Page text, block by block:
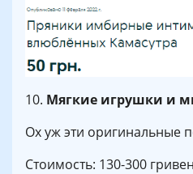
10. Мягкие игрушки и
Ох уж эти оригинальные
Стоимость: 130-300 гривен